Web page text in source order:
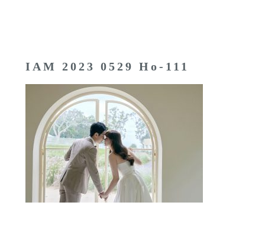
IAM 2023 0529 Ho-111